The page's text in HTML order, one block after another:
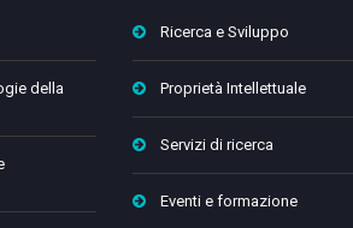
della
Ricerca e Sviluppo
Proprietà Intellettuale
Servizi di ricerca
Eventi e formazione